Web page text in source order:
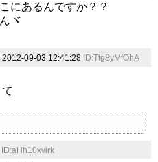
にあるんですか？？
ヾ
2012-09-03 12:41:28 ID:Ttg8yMfOhA
ID:aHh10xvirk